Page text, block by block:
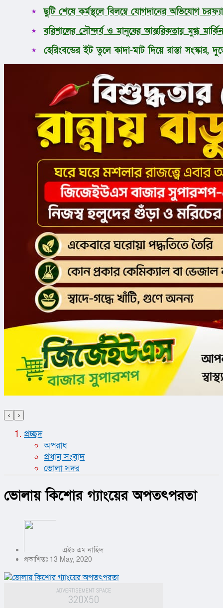
ছুটি শেষে কর্মস্থলে বিলম্বে যোগদানের অভিযোগ
বরিশালের সৌন্দর্য ও মানুষের আন্তরিকতায় মুগ্ধ মার্কিন
হেরিংবন্ডের ইট তুলে কাদা-মাট দিয়ে রাস্তা সংস্কার,
‹ ›
প্রচ্ছদ
অপরাধ
প্রধান সংবাদ
ভোলা সদর
ভোলায় কিশোর গ্যাংয়ের অপতৎপরতা
এইচ এম নাহিদ
প্রকাশিতঃ 13 May, 2020